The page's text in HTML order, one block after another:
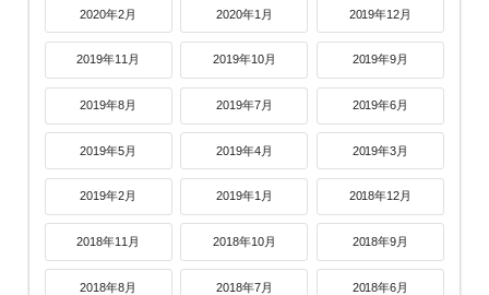
2020年2月 2020年1月 2019年12月
2019年11月 2019年10月 2019年9月
2019年8月 2019年7月 2019年6月
2019年5月 2019年4月 2019年3月
2019年2月 2019年1月 2018年12月
2018年11月 2018年10月 2018年9月
2018年8月 2018年7月 2018年6月